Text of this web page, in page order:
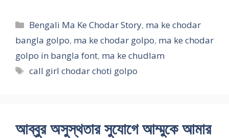
Categories
Bengali Ma Ke Chodar Story, ma ke chodar
bangla golpo, ma ke chodar golpo, ma ke chodar
golpo in bangla font, ma ke chudlam
Tags
call girl chodar choti golpo
আব্বুর অসুস্থতার সুযোগে আম্মুকে আমার